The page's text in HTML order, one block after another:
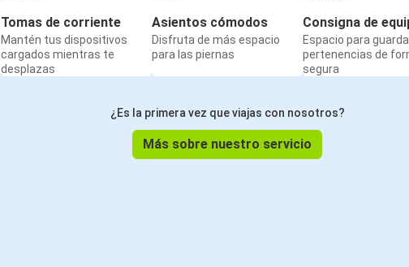
Tomas de corriente
Mantén tus dispositivos
cargados mientras te
desplazas
Asientos cómodos
Disfruta de más espacio
para las piernas
Consigna de
Espacio para
pertenencias de
segura
¿Es la primera vez que viajas con nosotros?
Más sobre nuestro servicio